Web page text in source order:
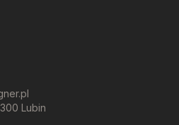
Lubin